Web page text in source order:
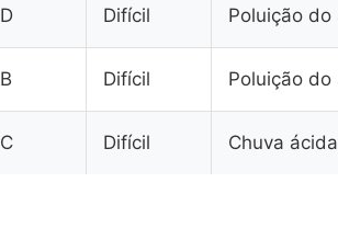
D Difícil Poluição do
B Difícil Poluição do
C Difícil Chuva ácida